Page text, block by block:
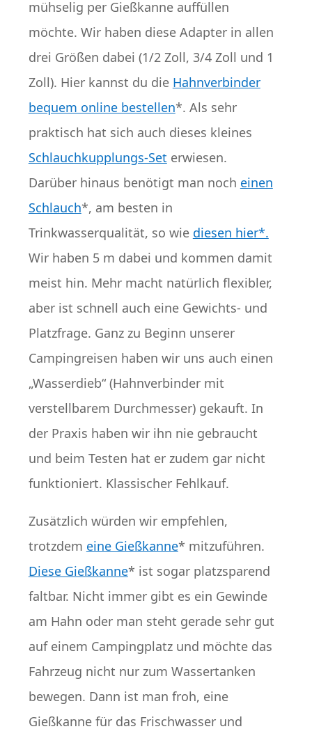
mühselig per Gießkanne auffüllen
möchte. Wir haben diese Adapter in allen
drei Größen dabei (1/2 Zoll, 3/4 Zoll und 1
Zoll). Hier kannst du die Hahnverbinder
bequem online bestellen*. Als sehr
praktisch hat sich auch dieses kleines
Schlauchkupplungs-Set erwiesen.
Darüber hinaus benötigt man noch einen
Schlauch*, am besten in
Trinkwasserqualität, so wie diesen hier*.
Wir haben 5 m dabei und kommen damit
meist hin. Mehr macht natürlich flexibler,
aber ist schnell auch eine Gewichts- und
Platzfrage. Ganz zu Beginn unserer
Campingreisen haben wir uns auch einen
„Wasserdieb“ (Hahnverbinder mit
verstellbarem Durchmesser) gekauft. In
der Praxis haben wir ihn nie gebraucht
und beim Testen hat er zudem gar nicht
funktioniert. Klassischer Fehlkauf.
Zusätzlich würden wir empfehlen,
trotzdem eine Gießkanne* mitzuführen.
Diese Gießkanne* ist sogar platzsparend
faltbar. Nicht immer gibt es ein Gewinde
am Hahn oder man steht gerade sehr gut
auf einem Campingplatz und möchte das
Fahrzeug nicht nur zum Wassertanken
bewegen. Dann ist man froh, eine
Gießkanne für das Frischwasser und